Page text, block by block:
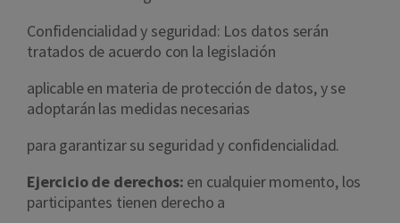
Confidencialidad y seguridad: Los datos serán
tratados de acuerdo con la legislación
aplicable en materia de protección de datos, y se
adoptarán las medidas necesarias
para garantizar su seguridad y confidencialidad.
Ejercicio de derechos: en cualquier momento, los
participantes tienen derecho a